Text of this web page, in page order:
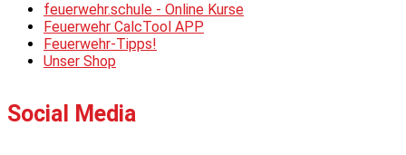
feuerwehr.schule - Online Kurse
Feuerwehr CalcTool APP
Feuerwehr-Tipps!
Unser Shop
Social Media